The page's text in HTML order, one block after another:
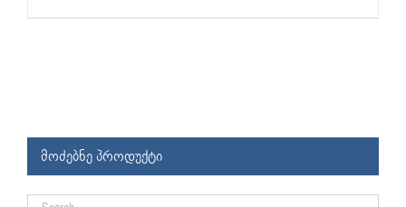
მოძებნე პროდუქტი